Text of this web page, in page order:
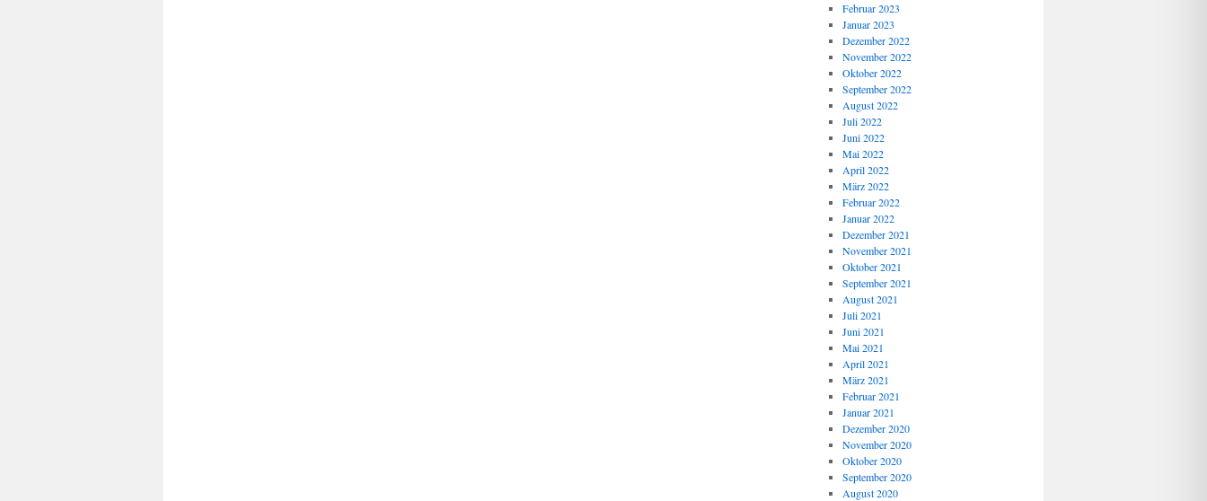
Februar 2023
Januar 2023
Dezember 2022
November 2022
Oktober 2022
September 2022
August 2022
Juli 2022
Juni 2022
Mai 2022
April 2022
März 2022
Februar 2022
Januar 2022
Dezember 2021
November 2021
Oktober 2021
September 2021
August 2021
Juli 2021
Juni 2021
Mai 2021
April 2021
März 2021
Februar 2021
Januar 2021
Dezember 2020
November 2020
Oktober 2020
September 2020
August 2020